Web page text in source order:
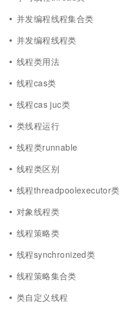
并发编程线程集合类
并发编程线程类
线程类用法
线程cas类
线程cas juc类
类线程运行
线程类runnable
线程类区别
线程threadpoolexecutor类
对象线程类
线程策略类
线程synchronized类
线程策略集合类
类自定义线程